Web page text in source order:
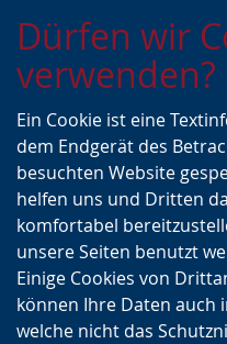
Dürfen wir
verwenden?
Ein Cookie ist eine
dem Endgerät des
besuchten Website
helfen uns und Dritten
komfortabel
unsere Seiten benutzt
Einige Cookies von
können Ihre Daten
welche nicht das